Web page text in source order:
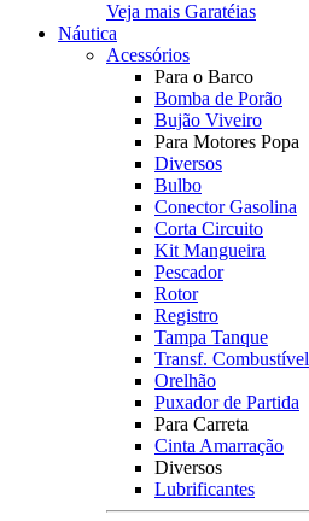
Veja mais Garatéias
Náutica
Acessórios
Para o Barco
Bomba de Porão
Bujão Viveiro
Para Motores Popa
Diversos
Bulbo
Conector Gasolina
Corta Circuito
Kit Mangueira
Pescador
Rotor
Registro
Tampa Tanque
Transf. Combustível
Orelhão
Puxador de Partida
Para Carreta
Cinta Amarração
Diversos
Lubrificantes